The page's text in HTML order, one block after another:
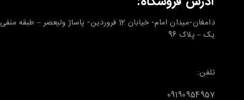
دامغان-میدان امام- خیابان 12 فروردین- پاساژ ولیعصر – طبقه منفی
یک – پلاک 96
تلفن:
09190954957